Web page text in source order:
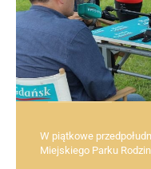
W piątkowe
Miejskiego Parku